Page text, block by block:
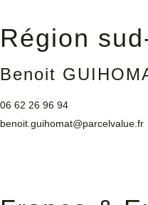
Région
Benoit
06 62 26 96 94
benoit.guihomat@parcelvalue.fr